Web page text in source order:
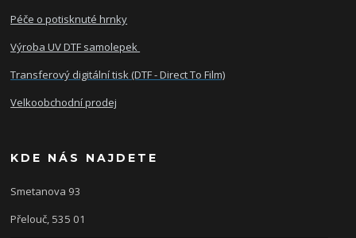
Péče o potisknuté hrnky
Výroba UV DTF samolepek
Transferový digitální tisk (DTF - Direct To Film)
Velkoobchodní prodej
KDE NÁS NAJDETE
Smetanova 93
Přelouč, 535 01